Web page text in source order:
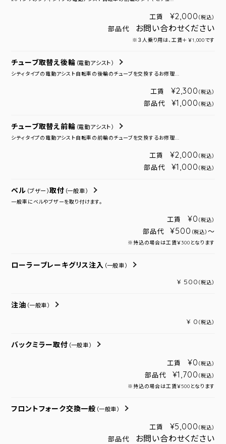
工賃 ¥2,000 （税込）
部品代 お問い合わせください
※３人乗り用は、工賃＋￥1,000です
チューブ取替え後輪 （電動アシスト）
シティタイプの電動アシスト自転車の後輪のチューブを交換するお修理...
工賃 ¥2,300 （税込）
部品代 ¥1,000 （税込）
チューブ取替え前輪 （電動アシスト）
シティタイプの電動アシスト自転車の前輪のチューブを交換するお修理...
工賃 ¥2,000 （税込）
部品代 ¥1,000 （税込）
ベル （ブザー）取付 （一般車）
一般車にベルやブザーを取り付けます。
工賃 ¥0 （税込）
部品代 ¥500 （税込） ～
※持込の場合は工賃￥300となります
ローラーブレーキグリス注入 （一般車）
¥ 500 （税込）
注油 （一般車）
¥ 0 （税込）
バックミラー取付 （一般車）
工賃 ¥0 （税込）
部品代 ¥1,700 （税込）
※持込の場合は工賃￥500となります
フロントフォーク交換一般 （一般車）
工賃 ¥5,000 （税込）
部品代 お問い合わせください